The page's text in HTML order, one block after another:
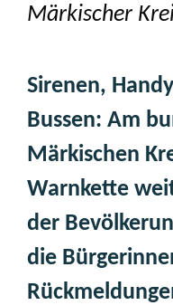
Märkischer
Sirenen,
Bussen: Am
Märkischen
Warnkette
der
die